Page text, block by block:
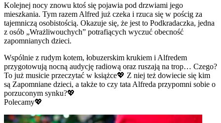
Kolejnej nocy znowu ktoś się pojawia pod drzwiami jego
mieszkania. Tym razem Alfred już czeka i rzuca się w pościg za
tajemniczą osobistością. Okazuje się, że jest to Podkradaczka, jedna
z osób „Wrażliwouchych” potrafiących wyczuć obecność
zapomnianych dzieci.
Wspólnie z rudym kotem, łobuzerskim krukiem i Alfredem
przygotowują nocną audycję radiową oraz ruszają na trop… Czego?
To już musicie przeczytać w książce💖 Z niej też dowiecie się kim
są Zapomniane dzieci, a także to czy tata Alfreda przypomni sobie o
porzuconym synku?💖
Polecamy💖